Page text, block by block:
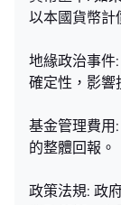
以本國貨幣計
地緣政治事件
確定性，影響
基金管理費用
的整體回報。
政策法規: 政